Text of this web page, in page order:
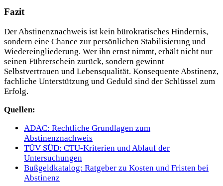
Fazit
Der Abstinenznachweis ist kein bürokratisches Hindernis,
sondern eine Chance zur persönlichen Stabilisierung und
Wiedereingliederung. Wer ihn ernst nimmt, erhält nicht nur
seinen Führerschein zurück, sondern gewinnt
Selbstvertrauen und Lebensqualität. Konsequente Abstinenz,
fachliche Unterstützung und Geduld sind der Schlüssel zum
Erfolg.
Quellen:
ADAC: Rechtliche Grundlagen zum
Abstinenznachweis
TÜV SÜD: CTU-Kriterien und Ablauf der
Untersuchungen
Bußgeldkatalog: Ratgeber zu Kosten und Fristen bei
Abstinenz